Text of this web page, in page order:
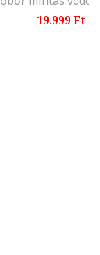
19.999 Ft